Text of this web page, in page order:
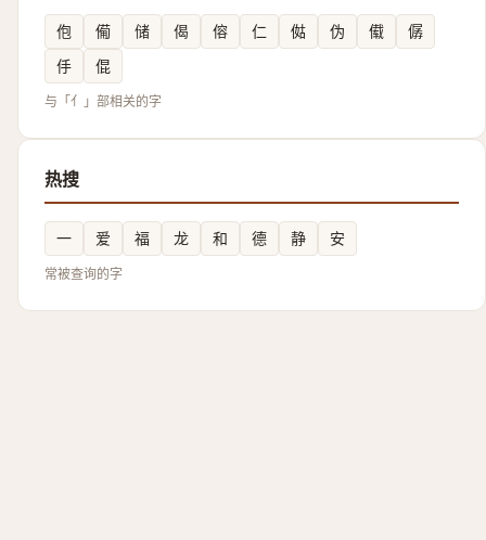
佨 僃 储 偈 傛 仁 㑬 伪 傤
僝
㐿
倱
与「亻」部相关的字
热搜
一 爱 福 龙 和 德 静 安
常被查询的字